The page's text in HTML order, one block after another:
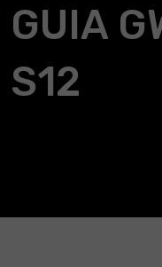
GUIA
S12